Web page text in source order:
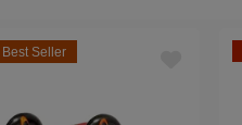
Best Seller